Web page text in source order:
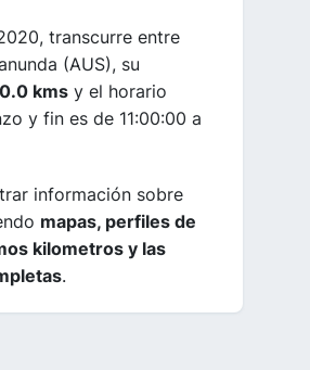
transcurre entre
(AUS), su
kms y el horario
y fin es de 11:00:00 a
información sobre
mapas, perfiles de
kilometros y las
.